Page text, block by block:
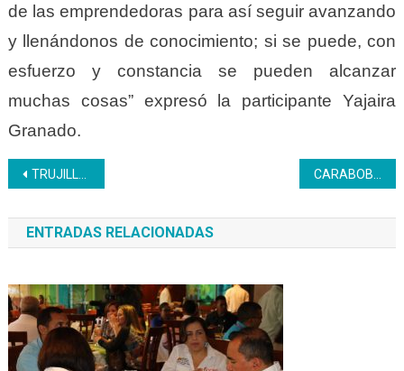
de las emprendedoras para así seguir avanzando
y llenándonos de conocimiento; si se puede, con
esfuerzo y constancia se pueden alcanzar
muchas cosas” expresó la participante Yajaira
Granado.
Navegación
de
entradas
TRUJILLO | Aprendices culminan la fase teórica en el centro de fromación Alí Primera
ENTRADAS RELACIONADAS